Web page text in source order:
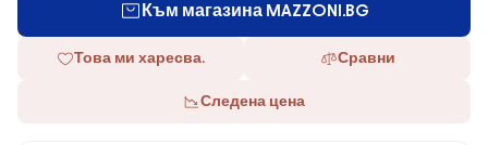
Към магазина MAZZONI.BG
Това ми харесва. Сравни
Следена цена